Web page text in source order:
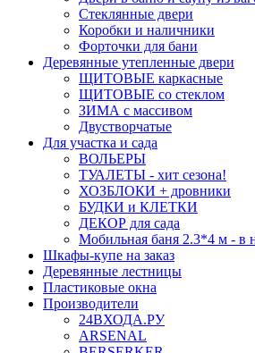
Стеклянные двери
Коробки и наличники
Форточки для бани
Деревянные утепленные двери
ЩИТОВЫЕ каркасные
ЩИТОВЫЕ со стеклом
ЗИМА с массивом
Двустворчатые
Для участка и сада
ВОЛЬЕРЫ
ТУАЛЕТЫ - хит сезона!
ХОЗБЛОКИ + дровники
БУДКИ и КЛЕТКИ
ДЕКОР для сада
Мобильная баня 2.3*4 м - в
Шкафы-купе на заказ
Деревянные лестницы
Пластиковые окна
Производители
24ВХОДА.РУ
ARSENAL